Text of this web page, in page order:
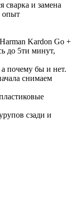
сварка и замена
опыт
Kardon Go +
до 5ти минут,
почему бы и нет.
снимаем
сзади и